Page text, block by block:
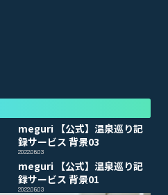
meguri 【公式】温泉巡り記
録サービス 背景03
2022.06.03
meguri 【公式】温泉巡り記
録サービス 背景01
2022.06.03